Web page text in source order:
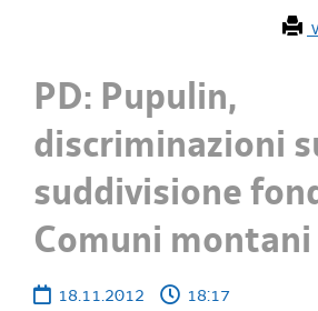
PD: Pupulin,
discriminazioni
suddivisione
Comuni montani
18.11.2012
18:17